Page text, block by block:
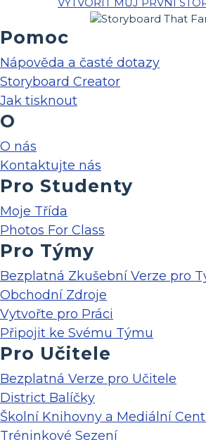
Pomoc
Nápověda a časté dotazy
Storyboard Creator
Jak tisknout
O
O nás
Kontaktujte nás
Pro Studenty
Moje Třída
Photos For Class
Pro Týmy
Bezplatná Zkušební Verze pro
Obchodní Zdroje
Vytvořte pro Práci
Připojit ke Svému Týmu
Pro Učitele
Bezplatná Verze pro Učitele
District Balíčky
Školní Knihovny a Mediální
Tréninkové Sezení